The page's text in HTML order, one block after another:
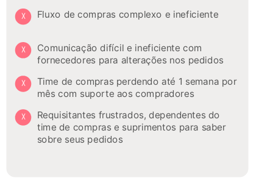
Fluxo de compras complexo e ineficiente
Comunicação difícil e ineficiente com
fornecedores para alterações nos pedidos
Time de compras perdendo até 1 semana por
mês com suporte aos compradores
Requisitantes frustrados, dependentes do
time de compras e suprimentos para saber
sobre seus pedidos